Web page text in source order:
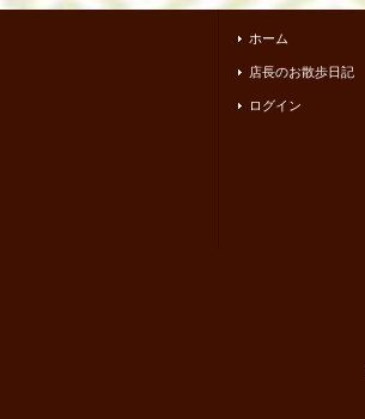
ホーム
店長のお散歩日記
ログイン